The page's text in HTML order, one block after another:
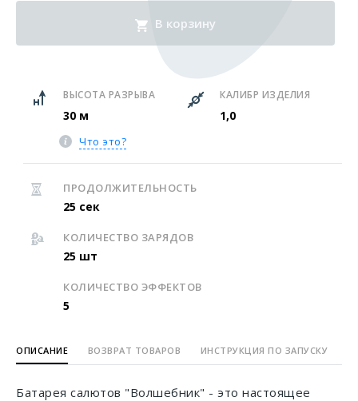
В корзину
ВЫСОТА РАЗРЫВА
30 м
КАЛИБР ИЗДЕЛИЯ
1,0
Что это?
ПРОДОЛЖИТЕЛЬНОСТЬ
25 сек
КОЛИЧЕСТВО ЗАРЯДОВ
25 шт
КОЛИЧЕСТВО ЭФФЕКТОВ
5
ОПИСАНИЕ ВОЗВРАТ ТОВАРОВ ИНСТРУКЦИЯ ПО ЗАПУСКУ
Батарея салютов "Волшебник" - это настоящее